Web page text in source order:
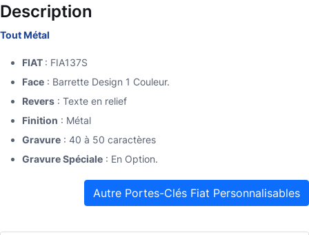
Description
Tout Métal
FIAT : FIA137S
Face : Barrette Design 1 Couleur.
Revers : Texte en relief
Finition : Métal
Gravure : 40 à 50 caractères
Gravure Spéciale : En Option.
Autre Portes-Clés Fiat Personnalisables